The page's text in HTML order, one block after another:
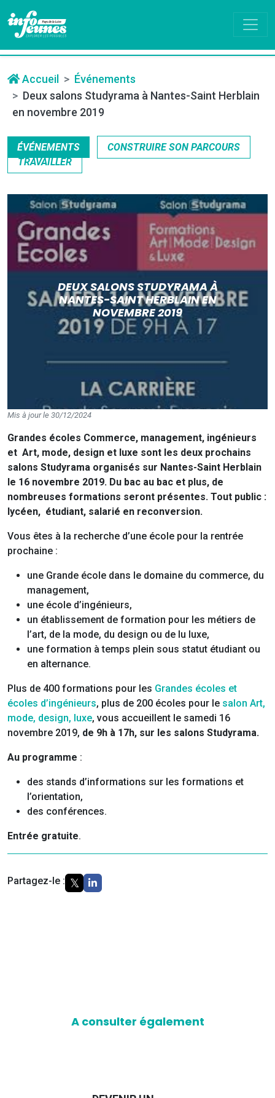
Accueil
Événements
Deux salons Studyrama à Nantes-Saint Herblain
en novembre 2019
ÉVÉNEMENTS
CONSTRUIRE SON PARCOURS
TRAVAILLER
DEUX SALONS STUDYRAMA À
NANTES-SAINT HERBLAIN EN
NOVEMBRE 2019
Mis à jour le 30/12/2024
Grandes écoles Commerce, management, ingénieurs
et Art, mode, design et luxe sont les deux prochains
salons Studyrama organisés sur Nantes-Saint Herblain
le 16 novembre 2019. Du bac au bac et plus, de
nombreuses formations seront présentes. Tout public :
lycéen, étudiant, salarié en reconversion.
Vous êtes à la recherche d’une école pour la rentrée
prochaine :
une Grande école dans le domaine du commerce, du
management,
une école d’ingénieurs,
un établissement de formation pour les métiers de
l’art, de la mode, du design ou de lu luxe,
une formation à temps plein sous statut étudiant ou
en alternance.
Plus de 400 formations pour les Grandes écoles et
écoles d’ingénieurs, plus de 200 écoles pour le salon Art,
mode, design, luxe, vous accueillent le samedi 16
novembre 2019, de 9h à 17h, sur les salons Studyrama.
Au programme :
des stands d’informations sur les formations et
l’orientation,
des conférences.
Entrée gratuite.
Partagez-le :
A consulter également